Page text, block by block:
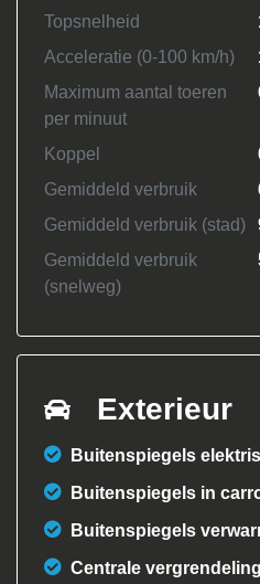
Topsnelheid
Acceleratie (0-100 km/h)
Maximum aantal toeren
per minuut
Koppel
Gemiddeld verbruik
Gemiddeld verbruik (stad)
Gemiddeld verbruik
(snelweg)
Exterieur
Buitenspiegels
Buitenspiegels in
Buitenspiegels
Centrale